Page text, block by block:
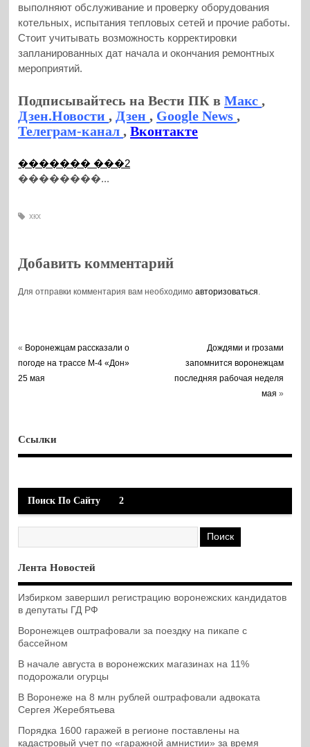
выполняют обслуживание и проверку оборудования
котельных, испытания тепловых сетей и прочие работы.
Стоит учитывать возможность корректировки
запланированных дат начала и окончания ремонтных
мероприятий.
Подписывайтесь на Вести ПК вМакс,
Дзен.Новости, Дзен, Google News,
Телеграм-канал,Вконтакте
������� ���2
��������...
хкх
Добавить комментарий
Для отправки комментария вам необходимоавторизоваться.
« Воронежцам рассказали о
погоде на трассе М-4 «Дон»
25 мая
Дождями и грозами
запомнится воронежцам
последняя рабочая неделя
мая »
Ссылки
Поиск По Сайту 2
Лента Новостей
Избирком завершил регистрацию воронежских кандидатов
в депутаты ГД РФ
Воронежцев оштрафовали за поездку на пикапе с
бассейном
В начале августа в воронежских магазинах на 11%
подорожали огурцы
В Воронеже на 8 млн рублей оштрафовали адвоката
Сергея Жеребятьева
Порядка 1600 гаражей в регионе поставлены на
кадастровый учет по «гаражной амнистии» за время